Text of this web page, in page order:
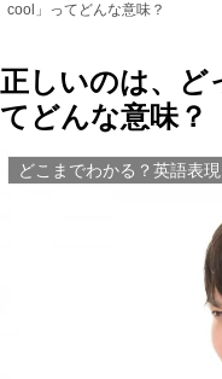
cool」ってどんな意味？
正しいのは、
てどんな意味？
どこまでわかる？英語表